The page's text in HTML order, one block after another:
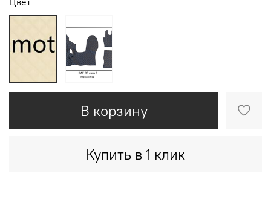
В корзину
Купить в 1 клик